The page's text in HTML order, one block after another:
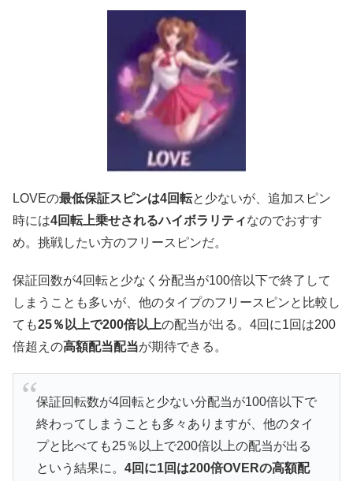
LOVEの最低保証スピンは4回転と少ないが、追加スピン
時には4回転上乗せされるハイボラリティなのでおすす
め。挑戦したい方のフリースピンだ。
保証回数が4回転と少なく分配当が100倍以下で終了して
しまうことも多いが、他のタイプのフリースピンと比較し
ても25％以上で200倍以上の配当が出る。4回に1回は200
倍超えの高額配当配当が期待できる。
保証回転数が4回転と少ない分配当が100倍以下で
終わってしまうことも多々ありますが、他のタイ
プと比べても25％以上で200倍以上の配当が出る
という結果に。 4回に1回は200倍OVERの高額配